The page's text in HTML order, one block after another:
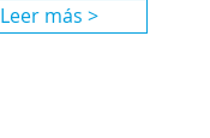
Leer más >